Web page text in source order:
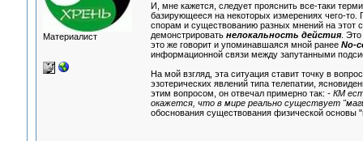
Материалист
И, мне кажется, следует прояснить все-таки
базирующееся на некоторых измерениях чего-
спорам и существованию разных мнений на этот
демонстрировать нелокальность дейстия. Это
это же говорит и упоминавшаяся мной ранее No-
информационной связи между запутанными
На мой взгляд, эта ситуация ставит точку в
эзотерических явлений типа телепатии,
этим вопросом, он отвечал примерно так: - КМ
окажется, что в мире реально существует
обоснования существования физической основы